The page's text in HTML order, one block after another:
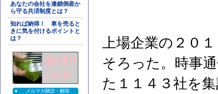
あなたの会社を連鎖倒産か
ら守る共済制度とは？
知れば納得！ 車を売ると
きに気を付けるポイントと
は？
メルマガ購読・解除
上場企業の２０
そろった。時事
た１１４３社を